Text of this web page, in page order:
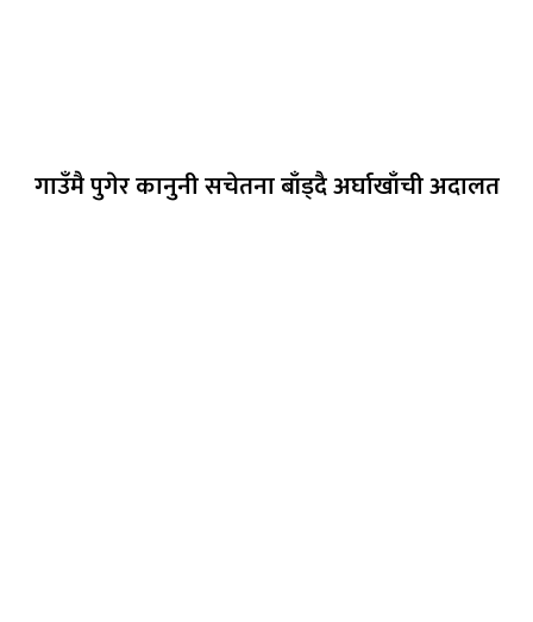
गाउँमै पुगेर कानुनी सचेतना बाँड्दै अर्घाखाँची अदालत